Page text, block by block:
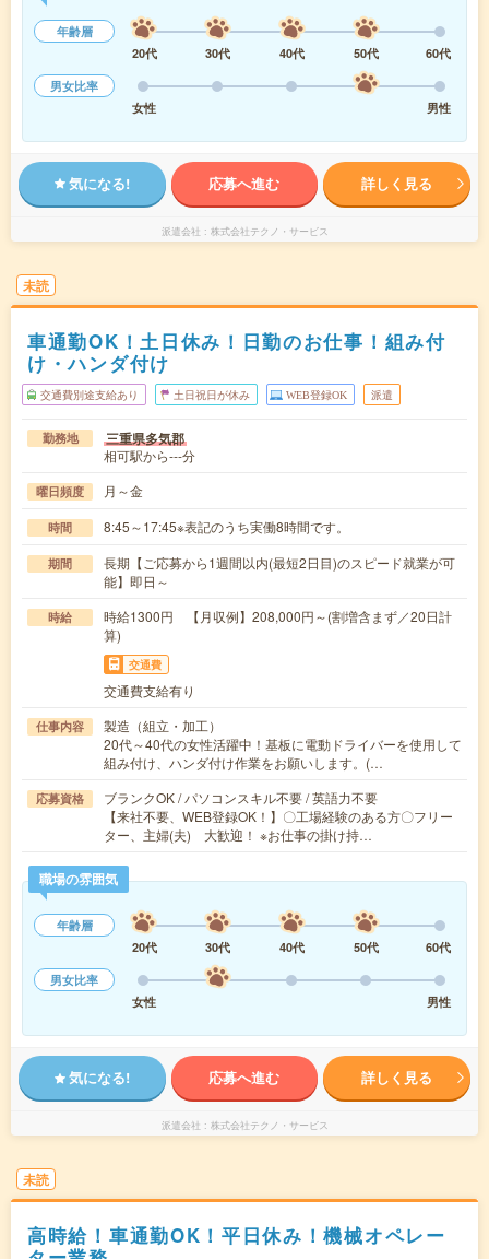
年齢層
20代
30代 40代 50代
60代
男女比率
女性
男性
気になる! 応募へ進む 詳しく見る
派遣会社 株式会社テクノ・サービス
未読
車通勤OK！土日休み！日勤のお仕事！組み付
け・ハンダ付け
交通費別途支給あり 土日祝日が休み WEB登録OK 派遣
勤務地 三重県多気郡
相可駅から---分
曜日頻度 月～金
時間 8:45～17:45※表記のうち実働8時間です。
期間
長期【ご応募から1週間以内(最短2日目)のスピード就業が可
能】即日～
時給
時給1300円 【月収例】208,000円～(割増含まず／20日計
算)
交通費
交通費支給有り
仕事内容
製造（組立・加工）
20代～40代の女性活躍中！基板に電動ドライバーを使用して
組み付け、ハンダ付け作業をお願いします。(…
応募資格
ブランクOK / パソコンスキル不要 / 英語力不要
【来社不要、WEB登録OK！】〇工場経験のある方〇フリー
ター、主婦(夫) 大歓迎！ ※お仕事の掛け持…
職場の雰囲気
年齢層
20代
30代 40代 50代
60代
男女比率
女性
男性
気になる! 応募へ進む 詳しく見る
派遣会社 株式会社テクノ・サービス
未読
高時給！車通勤OK！平日休み！機械オペレー